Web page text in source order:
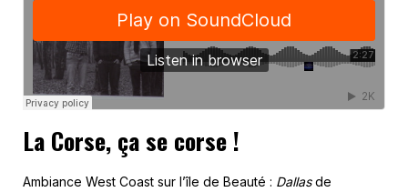
La Corse, ça se corse !
Ambiance West Coast sur l’île de Beauté : Dallasde